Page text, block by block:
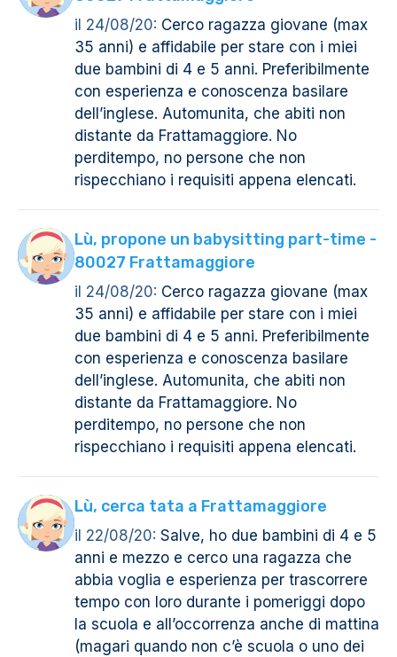
il 24/08/20: Cerco ragazza giovane (max
35 anni) e affidabile per stare con i miei
due bambini di 4 e 5 anni. Preferibilmente
con esperienza e conoscenza basilare
dell’inglese. Automunita, che abiti non
distante da Frattamaggiore. No
perditempo, no persone che non
rispecchiano i requisiti appena elencati.
Lù, propone un babysitting part-time -
80027 Frattamaggiore
il 24/08/20: Cerco ragazza giovane (max
35 anni) e affidabile per stare con i miei
due bambini di 4 e 5 anni. Preferibilmente
con esperienza e conoscenza basilare
dell’inglese. Automunita, che abiti non
distante da Frattamaggiore. No
perditempo, no persone che non
rispecchiano i requisiti appena elencati.
Lù, cerca tata a Frattamaggiore
il 22/08/20: Salve, ho due bambini di 4 e 5
anni e mezzo e cerco una ragazza che
abbia voglia e esperienza per trascorrere
tempo con loro durante i pomeriggi dopo
la scuola e all’occorrenza anche di mattina
(magari quando non c’è scuola o uno dei